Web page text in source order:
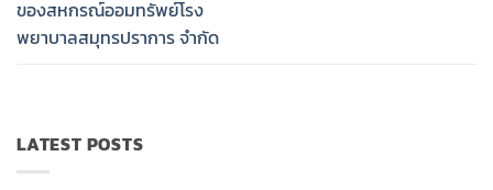
ของสหกรณ์ออมทรัพย์โรง
พยาบาลสมุทรปราการ จำกัด
LATEST POSTS